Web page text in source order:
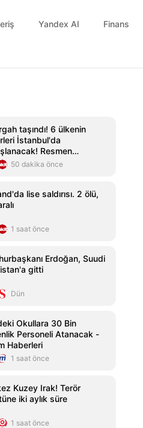
Yandex AI Finans
taşındı! 6 ülkenin
İstanbul'da
Resmen
50 dakika önce
lise saldırısı. 2 ölü,
1 saat önce
Erdoğan, Suudi
gitti
Dün
Okullara 30 Bin
Personeli Atanacak -
Haberleri
1 saat önce
Kuzey Irak! Terör
iki aylık süre
1 saat önce